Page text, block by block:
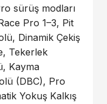
sürüş modları
Pro 1–3, Pit
Dinamik Çekiş
Tekerlek
Kayma
(DBC), Pro
Yokuş Kalkış